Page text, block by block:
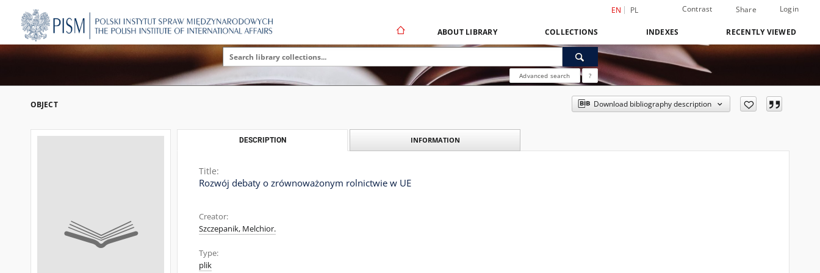
EN PL Contrast Share Login
ABOUT LIBRARY COLLECTIONS INDEXES RECENTLY VIEWED
Advanced search ?
OBJECT Download bibliography description
DESCRIPTION INFORMATION
Title:
Rozwój debaty o zrównoważonym rolnictwie w UE
Creator:
Szczepanik, Melchior.
Type:
plik